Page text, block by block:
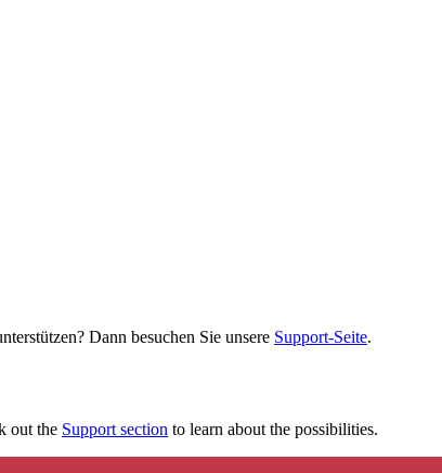
Dann besuchen Sie unsere Support-Seite.
out the Support section to learn about the possibilities.